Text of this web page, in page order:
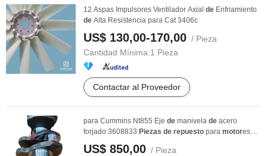
12 Aspas Impulsores Ventilador Axial de Enfriamiento
de Alta Resistencia para Cat 3406c
US$ 130,00-170,00 / Pieza
Cantidad Mínima:1 Pieza
Contactar al Proveedor
para Cummins Nt855 Eje de manivela de acero
forjado 3608833 Piezas de repuesto para motores
diésel ...
US$ 850,00 / Pieza